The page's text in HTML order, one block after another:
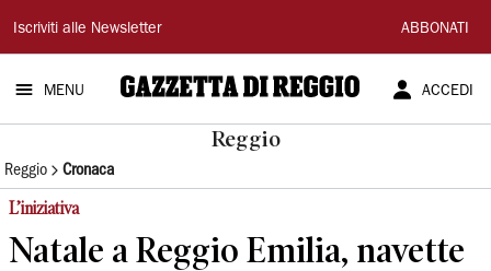
Gazzetta
di
Reggio
Iscriviti alle Newsletter ABBONATI
MENU ACCEDI
Reggio
Reggio Cronaca
L’iniziativa
Natale a Reggio Emilia, navette